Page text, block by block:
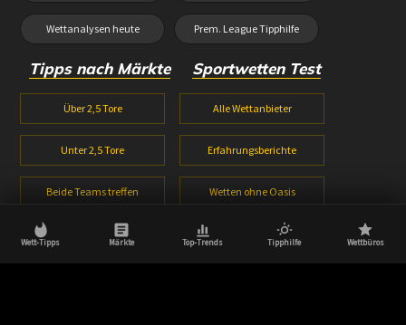
Wett-Tipps Märkte Top-Trends Tipphilfe Wettbüros
Wettanalysen heute Prem. League Tipphilfe
Tipps nach Märkte
Über 2,5 Tore
Unter 2,5 Tore
Beide Teams treffen
1X2 Wetten
Sportwetten Test
Alle Wettanbieter
Erfahrungsberichte
Wetten ohne Oasis
Wetten ohne Lugas